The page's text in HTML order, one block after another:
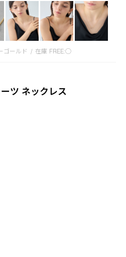
ゴールド / 在庫 FREE:◯
ツ ネックレス